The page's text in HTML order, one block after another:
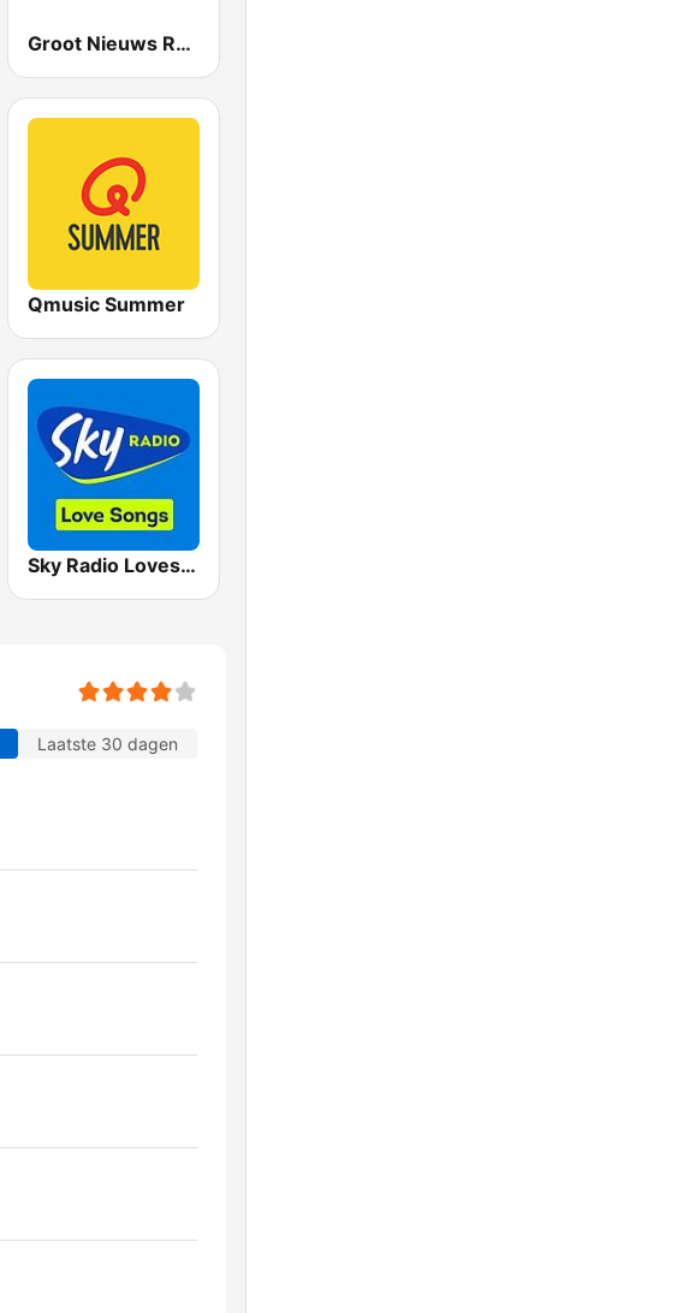
Groot Nieuws Radio Non-stop
Qmusic Summer
Sky Radio Lovesongs
Laatste 30 dagen